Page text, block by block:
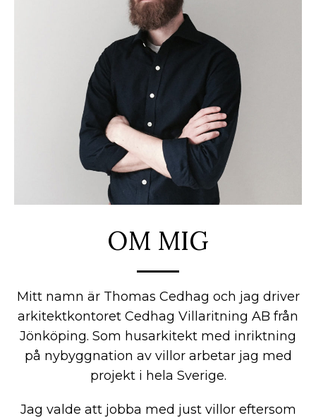
OM MIG
Mitt namn är Thomas Cedhag och jag driver
arkitektkontoret Cedhag Villaritning AB från
Jönköping. Som husarkitekt med inriktning
på nybyggnation av villor arbetar jag med
projekt i hela Sverige.
Jag valde att jobba med just villor eftersom